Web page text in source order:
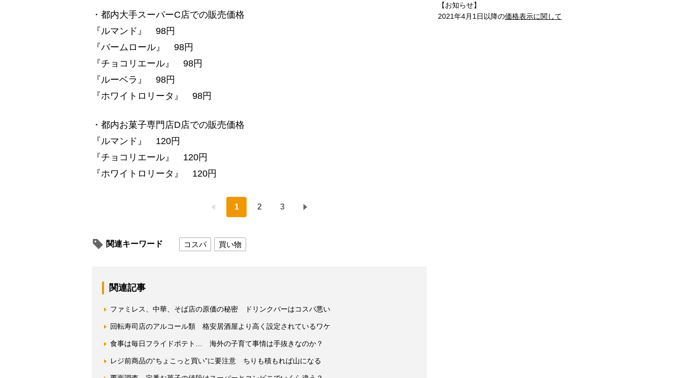
・都内大手スーパーC店での販売価格
『ルマンド』 98円
『バームロール』 98円
『チョコリエール』 98円
『ルーベラ』 98円
『ホワイトロリータ』 98円
・都内お菓子専門店D店での販売価格
『ルマンド』 120円
『チョコリエール』 120円
『ホワイトロリータ』 120円
1 2 3
関連キーワード コスパ 買い物
関連記事
ファミレス、中華、そば店の原価の秘密 ドリンクバーはコスパ悪い
回転寿司店のアルコール類 格安居酒屋より高く設定されているワケ
食事は毎日フライドポテト… 海外の子育て事情は手抜きなのか？
レジ前商品の“ちょこっと買い”に要注意 ちりも積もれば山になる
【お知らせ】
2021年4月1日以降の価格表示に関して